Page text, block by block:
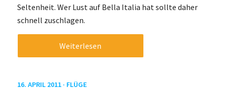
Seltenheit. Wer Lust auf Bella Italia hat sollte daher
schnell zuschlagen.
Weiterlesen
16. APRIL 2011 · FLÜGE